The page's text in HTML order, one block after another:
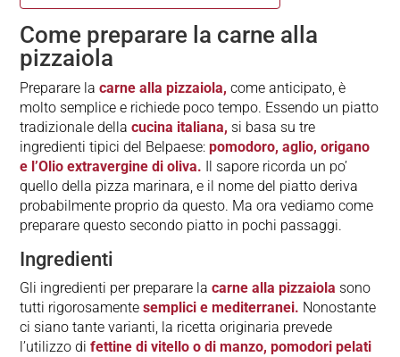
Come preparare la carne alla
pizzaiola
Preparare lacarne alla pizzaiola, come anticipato, è
molto semplice e richiede poco tempo. Essendo un piatto
tradizionale dellacucina italiana, si basa su tre
ingredienti tipici del Belpaese:pomodoro, aglio, origano
e l’Olio extravergine di oliva. Il sapore ricorda un po’
quello della pizza marinara, e il nome del piatto deriva
probabilmente proprio da questo. Ma ora vediamo come
preparare questo secondo piatto in pochi passaggi.
Ingredienti
Gli ingredienti per preparare lacarne alla pizzaiola sono
tutti rigorosamentesemplici e mediterranei. Nonostante
ci siano tante varianti, la ricetta originaria prevede
l’utilizzo difettine di vitello o di manzo, pomodori pelati